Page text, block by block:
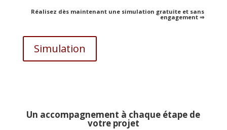
Réalisez dès maintenant une simulation gratuite et sans
engagement ⇒
Simulation
Un accompagnement à chaque étape de
votre projet